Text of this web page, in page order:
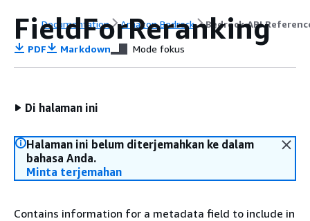
Documentation Amazon Bedrock Bedrock API
FieldForReranking
PDF Markdown Mode fokus
Di halaman ini
Halaman ini belum diterjemahkan ke dalam
bahasa Anda.
Minta terjemahan
Contains information for a metadata field to include in